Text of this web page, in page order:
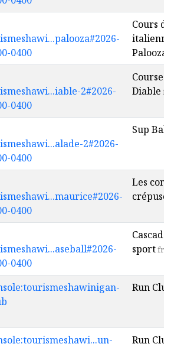
0400
Cours
Palooza
2#2026-
0400
Course
Diable fr
2#2026-
0400
Sup
0400
Les
0400
sportfr
Run
Run